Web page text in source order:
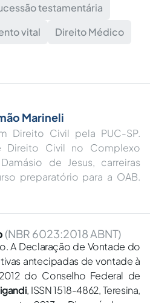
testamentária
vital
Direito Médico
Marineli
Direito Civil pela PUC-SP.
Direito Civil no Complexo
de Jesus, carreiras
preparatório para a OAB.
(NBR 6023:2018 ABNT)
A Declaração de Vontade do
antecipadas de vontade à
do Conselho Federal de
, ISSN 1518-4862, Teresina,